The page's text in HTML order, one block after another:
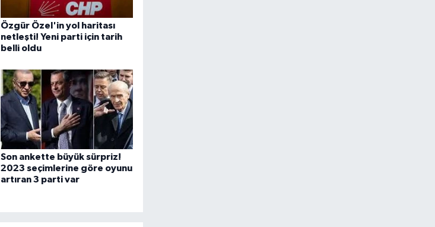
Özgür Özel'in yol haritası
netleşti! Yeni parti için tarih
belli oldu
Son ankette büyük sürpriz!
2023 seçimlerine göre oyunu
artıran 3 parti var